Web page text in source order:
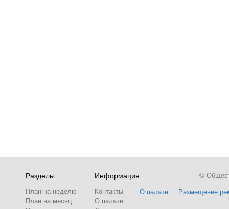
Разделы
План на неделю
План на месяц
Информация
Контакты
О палате
О палате Размещение
©